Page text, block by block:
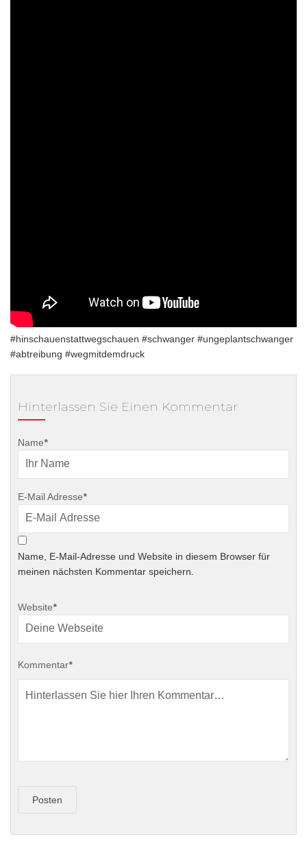
#hinschauenstattwegschauen #schwanger #ungeplantschwanger
#abtreibung #wegmitdemdruck
Hinterlassen Sie Einen Kommentar
Name*
E-Mail Adresse*
Name, E-Mail-Adresse und Website in diesem Browser für
meinen nächsten Kommentar speichern.
Website*
Kommentar*
Posten